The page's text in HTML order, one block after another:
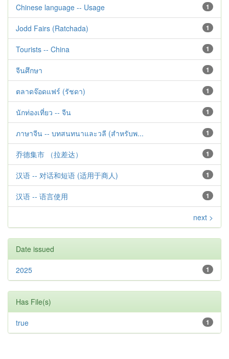
1
Chinese language -- Usage
1
Jodd Fairs (Ratchada)
1
Tourists -- China
1
จีนศึกษา
1
ตลาดจ๊อดแฟร์ (รัชดา)
1
นักท่องเที่ยว -- จีน
1
ภาษาจีน -- บทสนทนาและวลี (สำหรับพ...
1
乔德集市 （拉差达）
1
汉语 -- 对话和短语 (适用于商人)
1
汉语 -- 语言使用
next >
Date issued
1
2025
Has File(s)
1
true